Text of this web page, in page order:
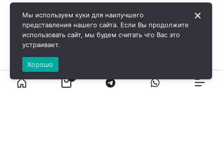
Мы используем куки для наилучшего
представления нашего сайта. Если Вы продолжите
использовать сайт, мы будем считать что Вас это
устраивает.
Хорошо